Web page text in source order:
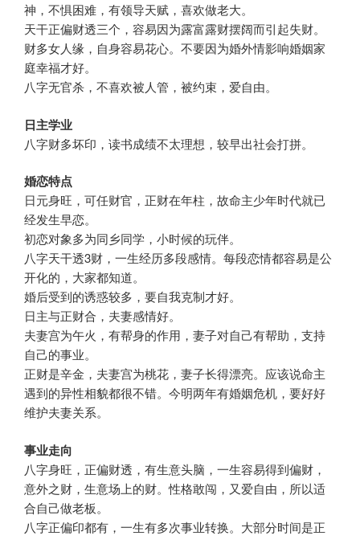
神，不惧困难，有领导天赋，喜欢做老大。
天干正偏财透三个，容易因为露富露财摆阔而引起失财。
财多女人缘，自身容易花心。不要因为婚外情影响婚姻家
庭幸福才好。
八字无官杀，不喜欢被人管，被约束，爱自由。
日主学业
八字财多坏印，读书成绩不太理想，较早出社会打拼。
婚恋特点
日元身旺，可任财官，正财在年柱，故命主少年时代就已
经发生早恋。
初恋对象多为同乡同学，小时候的玩伴。
八字天干透3财，一生经历多段感情。每段恋情都容易是公
开化的，大家都知道。
婚后受到的诱惑较多，要自我克制才好。
日主与正财合，夫妻感情好。
夫妻宫为午火，有帮身的作用，妻子对自己有帮助，支持
自己的事业。
正财是辛金，夫妻宫为桃花，妻子长得漂亮。应该说命主
遇到的异性相貌都很不错。今明两年有婚姻危机，要好好
维护夫妻关系。
事业走向
八字身旺，正偏财透，有生意头脑，一生容易得到偏财，
意外之财，生意场上的财。性格敢闯，又爱自由，所以适
合自己做老板。
八字正偏印都有，一生有多次事业转换。大部分时间是正